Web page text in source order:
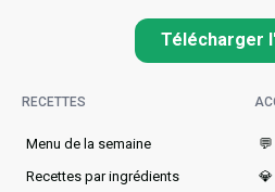
Télécharger
RECETTES
Menu de la semaine​
Recettes par ingrédients